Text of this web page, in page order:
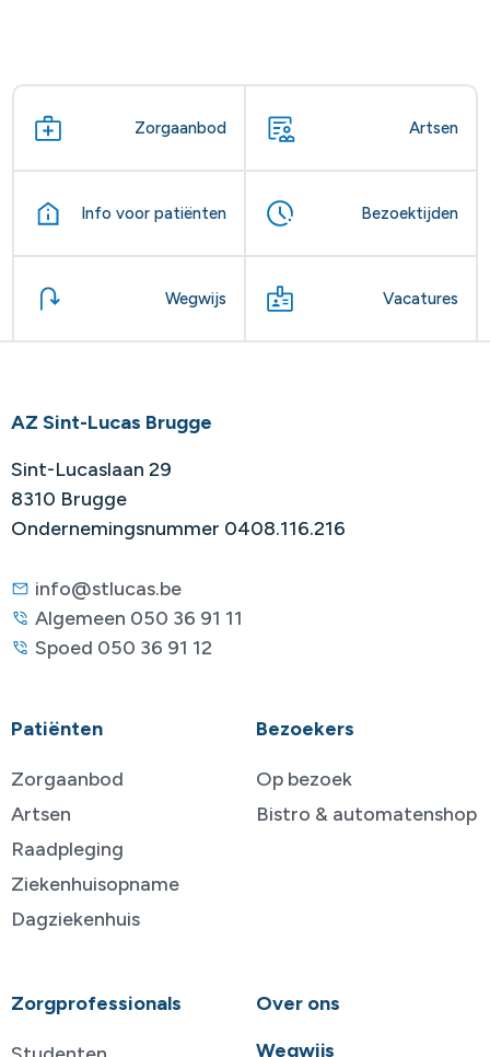
Zorgaanbod Artsen
Info voor patiënten Bezoektijden
Wegwijs Vacatures
AZ Sint-Lucas Brugge
Sint-Lucaslaan 29
8310 Brugge
Ondernemingsnummer 0408.116.216
info@stlucas.be
Algemeen 050 36 91 11
Spoed 050 36 91 12
Patiënten
Zorgaanbod
Artsen
Raadpleging
Ziekenhuisopname
Dagziekenhuis
Bezoekers
Op bezoek
Bistro & automatenshop
Zorgprofessionals
Over ons
Wegwijs